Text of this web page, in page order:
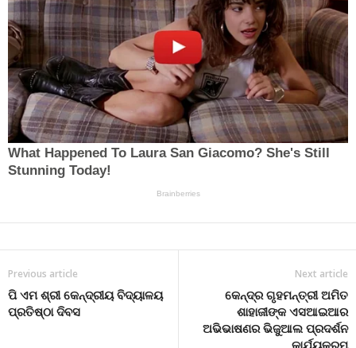
Previous article
ପି ଏମ ଶ୍ରୀ କେନ୍ଦ୍ରୀୟ ବିଦ୍ୟାଳୟ
ପ୍ରତିଷ୍ଠା ଦିବସ
Next article
କେନ୍ଦ୍ର ଗୃହମନ୍ତ୍ରୀ ଅମିତ
ଶାହାଜୀଙ୍କ ଏସଆଇଆର
ଅଭିଭାଷଣର ଭିଜୁଆଲ ପ୍ରଦର୍ଶନ